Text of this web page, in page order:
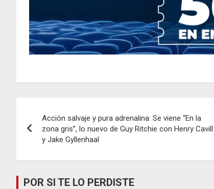
de
entradas
Acción salvaje y pura adrenalina: Se viene “En la
zona gris”, lo nuevo de Guy Ritchie con Henry Cavill
y Jake Gyllenhaal
POR SI TE LO PERDISTE